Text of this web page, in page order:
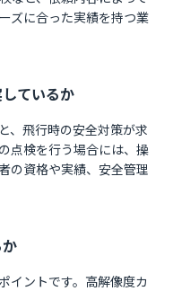
ズに合った実績を持つ業
ているか
、飛行時の安全対策が求
点検を行う場合には、操
の資格や実績、安全管理
イントです。高解像度カ